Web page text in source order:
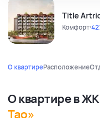
Title
Комфорт
О квартиреРасположение
О квартире в ЖК
Tao»